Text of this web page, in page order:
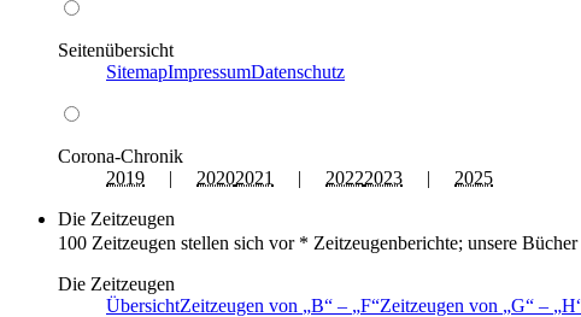
Seitenübersicht
SitemapImpressumDatenschutz
Corona-Chronik
2019 | 20202021 | 20222023 | 2025
Die Zeitzeugen
100 Zeitzeugen stellen sich vor * Zeitzeugenberichte; unsere Bücher
Die Zeitzeugen
ÜbersichtZeitzeugen von B – F Zeitzeugen von G – H